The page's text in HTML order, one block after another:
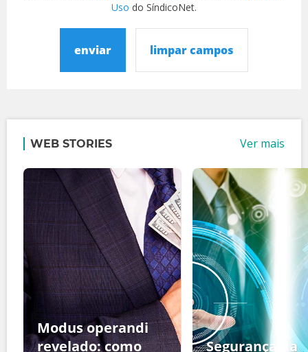
Uso do SíndicoNet.
enviar limpar campos
WEB STORIES Ver mais
Modus operandi
revelado: como
Segurança da